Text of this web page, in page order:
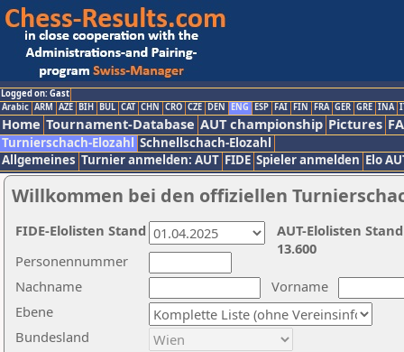
Logged on: Gast
Arabic ARM AZE BIH BUL CAT CHN CRO CZE DEN ENG ESP FAI FIN FRA GER GRE INA
Home Tournament-Database AUT championship Pictures
Turnierschach-Elozahl Schnellschach-Elozahl
Allgemeines Turnier anmelden: AUT FIDE Spieler anmelden Elo
Willkommen bei den offiziellen
Nachname
Vorname
Ebene
Personennummer
Bundesland
AUT-Elolisten
13.600
FIDE-Elolisten Stand